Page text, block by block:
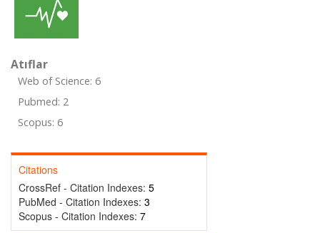
Atıflar
Web of Science: 6
Pubmed: 2
Scopus: 6
Citations
CrossRef - Citation Indexes: 5
PubMed - Citation Indexes: 3
Scopus - Citation Indexes: 7